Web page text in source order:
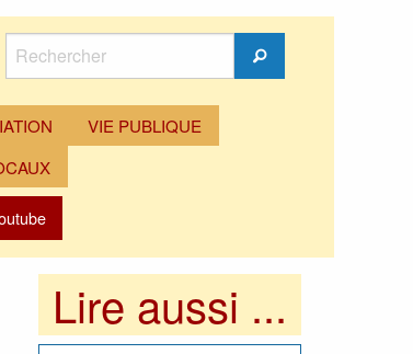
Rechercher
Rechercher
VIE PUBLIQUE
Lire aussi ...